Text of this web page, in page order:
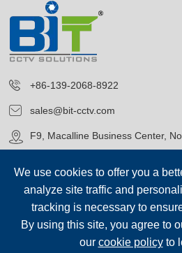
+86-139-2068-8922
sales@bit-cctv.com
F9, Macalline Business Center,
Blue Icon (Tianjin)
We use cookies to offer you a
analyze site traffic and
tracking is necessary to
By using this site, you agree to
our cookie policyto